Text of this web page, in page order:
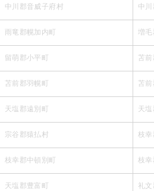
中川郡音威子府村 中川
雨竜郡幌加内町 増毛
留萌郡小平町 苫前
苫前郡羽幌町 苫
天塩郡遠別町 天塩
宗谷郡猿払村 枝幸
枝幸郡中頓別町 枝幸
天塩郡豊富町 礼文